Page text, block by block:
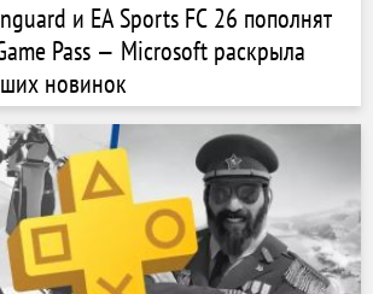
и EA Sports FC 26 пополнят
Pass — Microsoft раскрыла
новинок